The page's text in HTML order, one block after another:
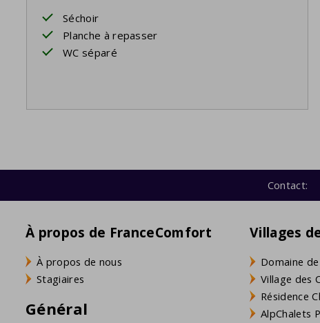
Séchoir
Planche à repasser
WC séparé
Contact:
À propos de FranceComfort
À propos de nous
Stagiaires
Général
Villages
Domaine
Village des
Résidence
AlpChalets